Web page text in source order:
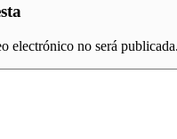
electrónico no será publicada.